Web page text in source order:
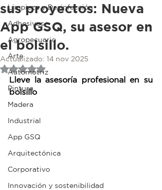
Limpieza y Desinfección
Adhesivos
Agropecuario
Arte
Automotriz
Pintura
Madera
Industrial
App GSQ
Arquitectónica
Corporativo
Innovación y sostenibilidad
sus proyectos: Nueva
App GSQ, su asesor en
el bolsillo.
Actualizado: 14 nov 2025
Obtuvo NaN de 5 estrellas.
Lleve la asesoría profesional en su
bolsillo